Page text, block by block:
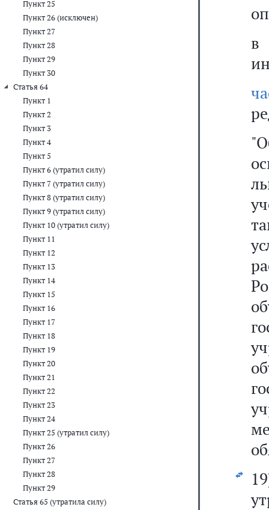
Пункт 25
Пункт 26 (исключен)
Пункт 27
Пункт 28
Пункт 29
Пункт 30
Статья 64
Пункт 1
Пункт 2
Пункт 3
Пункт 4
Пункт 5
Пункт 6 (утратил силу)
Пункт 7 (утратил силу)
Пункт 8 (утратил силу)
Пункт 9 (утратил силу)
Пункт 10 (утратил силу)
Пункт 11
Пункт 12
Пункт 13
Пункт 14
Пункт 15
Пункт 16
Пункт 17
Пункт 18
Пункт 19
Пункт 20
Пункт 21
Пункт 22
Пункт 23
Пункт 24
Пункт 25 (утратил силу)
Пункт 26
Пункт 27
Пункт 28
Пункт 29
Статья 65 (утратила силу)
в